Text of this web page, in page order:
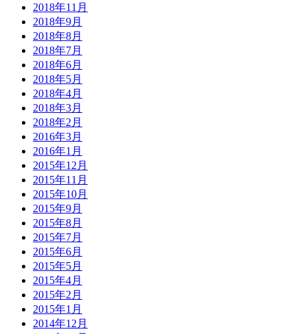
2018年11月
2018年9月
2018年8月
2018年7月
2018年6月
2018年5月
2018年4月
2018年3月
2018年2月
2016年3月
2016年1月
2015年12月
2015年11月
2015年10月
2015年9月
2015年8月
2015年7月
2015年6月
2015年5月
2015年4月
2015年2月
2015年1月
2014年12月